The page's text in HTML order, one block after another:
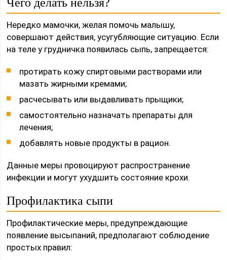
Чего делать нельзя?
Нередко мамочки, желая помочь малышу,
совершают действия, усугубляющие ситуацию. Если
на теле у грудничка появилась сыпь, запрещается:
протирать кожу спиртовыми растворами или
мазать жирными кремами;
расчесывать или выдавливать прыщики;
самостоятельно назначать препараты для
лечения;
добавлять новые продукты в рацион.
Данные меры провоцируют распространение
инфекции и могут ухудшить состояние крохи.
Профилактика сыпи
Профилактические меры, предупреждающие
появление высыпаний, предполагают соблюдение
простых правил: